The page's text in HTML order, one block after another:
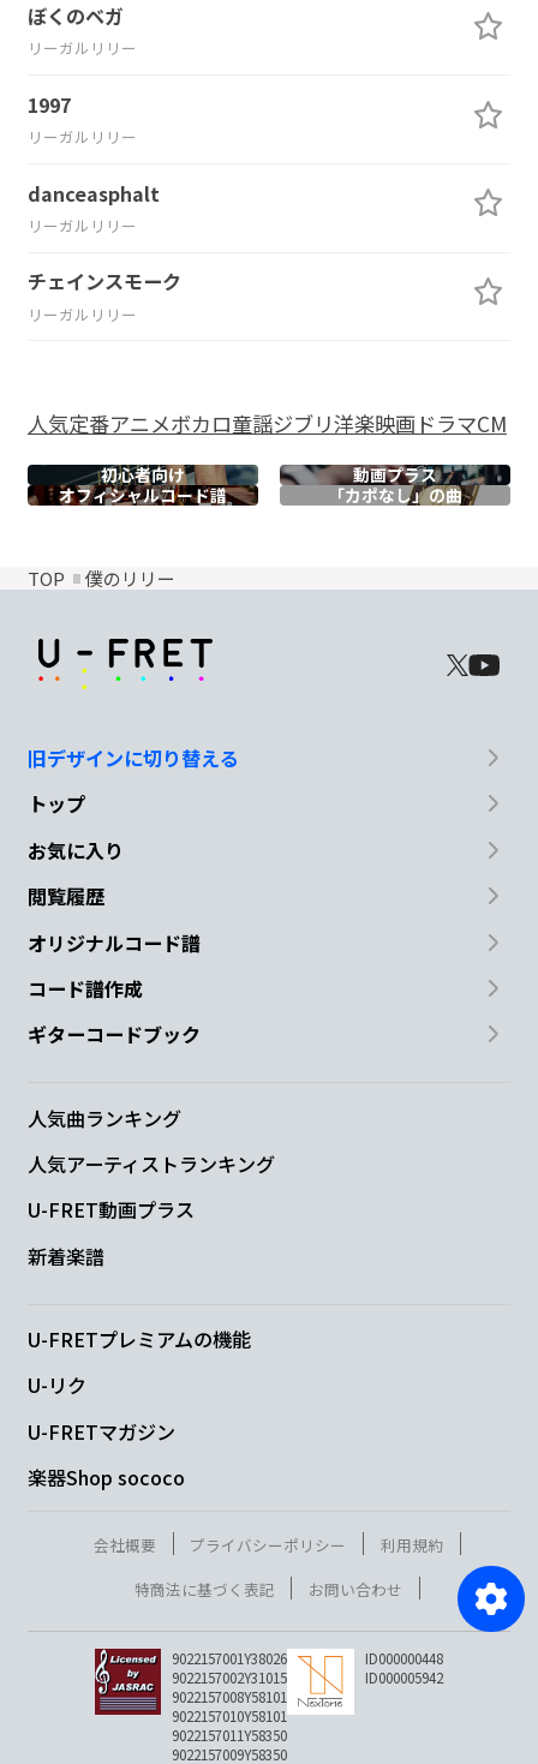
ぼくのベガ
リーガルリリー
1997
リーガルリリー
danceasphalt
リーガルリリー
チェインスモーク
リーガルリリー
人気定番アニメボカロ童謡ジブリ洋楽映画ドラマCM
初心者向け
動画プラス
オフィシャルコード譜 「カポなし」の曲
TOP 僕のリリー
旧デザインに切り替える
トップ
お気に入り
閲覧履歴
オリジナルコード譜
コード譜作成
ギターコードブック
人気曲ランキング
人気アーティストランキング
U-FRET動画プラス
新着楽譜
U-FRETプレミアムの機能
U-リク
U-FRETマガジン
楽器Shop sococo
会社概要 プライバシーポリシー
利用規約
特商法に基づく表記
お問い合わせ
9022157001Y38026
9022157002Y31015
9022157008Y58101
9022157010Y58101
9022157011Y58350
9022157009Y58350
ID000000448
ID000005942